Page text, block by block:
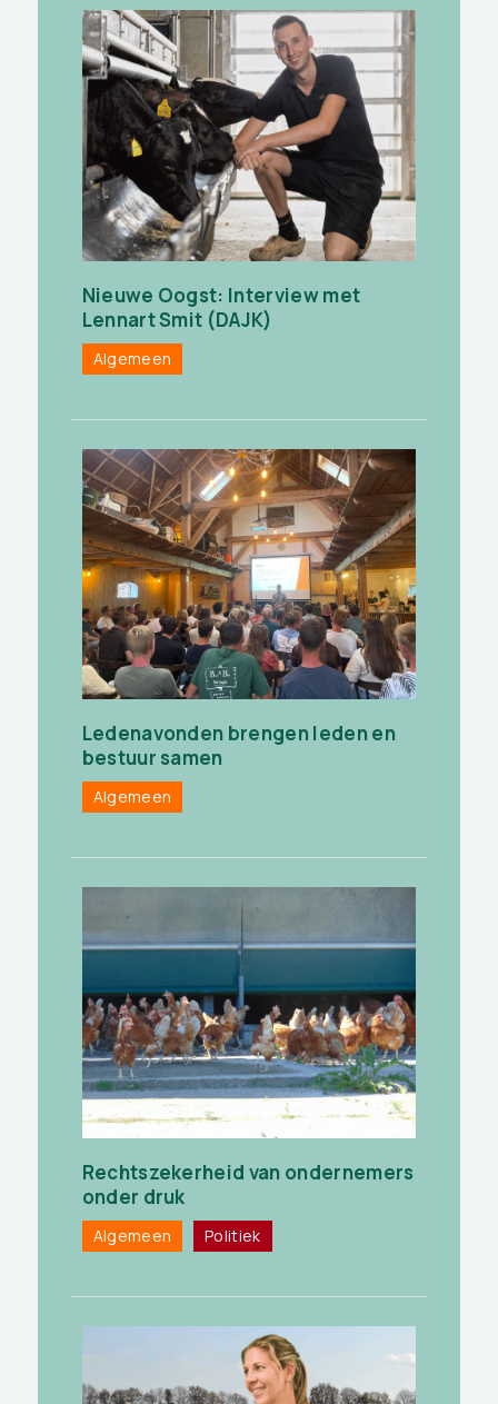
Nieuwe Oogst: Interview met
Lennart Smit (DAJK)
Algemeen
Ledenavonden brengen leden en
bestuur samen
Algemeen
Rechtszekerheid van ondernemers
onder druk
Algemeen Politiek